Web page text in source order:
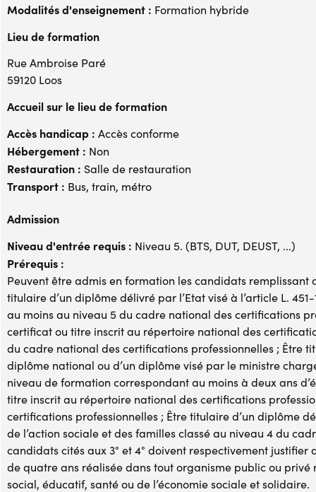
Modalités d'enseignement : Formation hybride
Lieu de formation
Rue Ambroise Paré
59120 Loos
Accueil sur le lieu de formation
Accès handicap : Accès conforme
Hébergement : Non
Restauration : Salle de restauration
Transport : Bus, train, métro
Admission
Niveau d'entrée requis : Niveau 5. (BTS, DUT, DEUST, ...)
Prérequis :
Peuvent être admis en formation les candidats remplissant
titulaire d’un diplôme délivré par l’Etat visé à l’article L.
au moins au niveau 5 du cadre national des certifications
certificat ou titre inscrit au répertoire national des
du cadre national des certifications professionnelles ; Être
diplôme national ou d’un diplôme visé par le ministre
niveau de formation correspondant au moins à deux ans
titre inscrit au répertoire national des certifications
certifications professionnelles ; Être titulaire d’un diplôme
de l’action sociale et des familles classé au niveau 4 du
candidats cités aux 3° et 4° doivent respectivement
de quatre ans réalisée dans tout organisme public ou
social, éducatif, santé ou de l’économie sociale et solidaire.